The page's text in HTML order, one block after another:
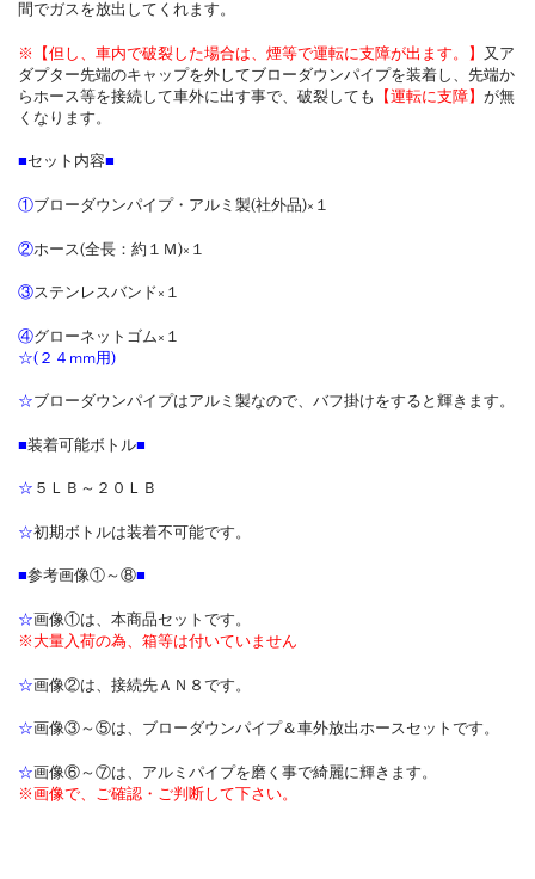
間でガスを放出してくれます。
※【但し、車内で破裂した場合は、煙等で運転に支障が出ます。】 又ア
ダプター先端のキャップを外してブローダウンパイプを装着し、先端か
らホース等を接続して車外に出す事で、破裂しても
【運転に支障】 が無
くなります。
■セット内容■
①ブローダウンパイプ・アルミ製(社外品)×１
②ホース(全長：約１Ｍ)×１
③ステンレスバンド×１
④グローネットゴム×１
☆(２４mm用)
☆ブローダウンパイプはアルミ製なので、バフ掛けをすると輝きます。
■装着可能ボトル■
☆ ５ＬＢ～２０ＬＢ
☆初期ボトルは装着不可能です。
■参考画像①～⑧■
☆画像①は、本商品セットです。
※大量入荷の為、箱等は付いていません
☆画像②は、接続先ＡＮ８です。
☆画像③～⑤は、ブローダウンパイプ＆車外放出ホースセットです。
☆画像⑥～⑦は、アルミパイプを磨く事で綺麗に輝きます。
※画像で、ご確認・ご判断して下さい。